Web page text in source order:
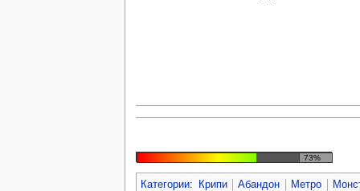
73%
Категории: Крипи Абандон Метро